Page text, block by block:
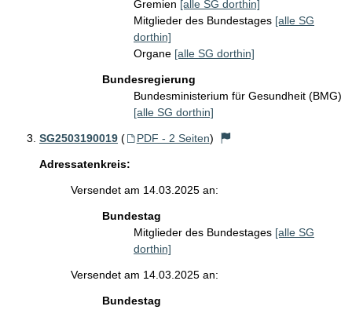
Gremien [alle SG dorthin]
Mitglieder des Bundestages [alle SG
dorthin]
Organe [alle SG dorthin]
Bundesregierung
Bundesministerium für Gesundheit (BMG)
[alle SG dorthin]
SG2503190019 ( PDF - 2 Seiten)
Adressatenkreis:
Versendet am 14.03.2025 an:
Bundestag
Mitglieder des Bundestages [alle SG
dorthin]
Versendet am 14.03.2025 an:
Bundestag